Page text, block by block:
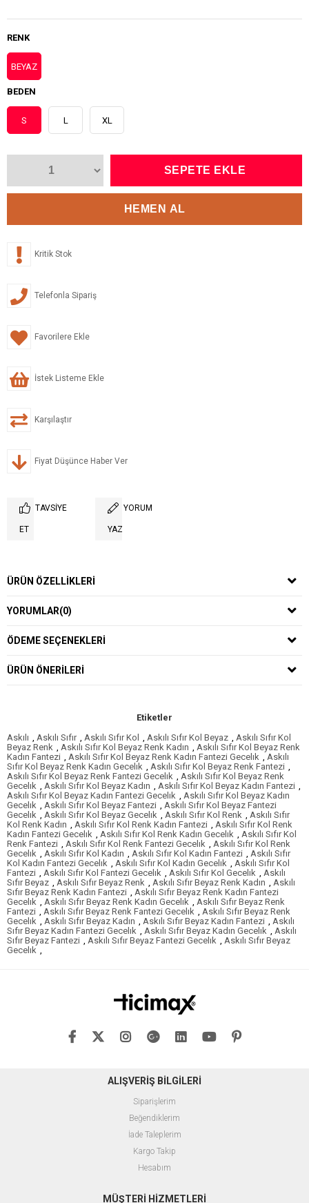
RENK
BEYAZ
BEDEN
S L XL
Kritik Stok
Telefonla Sipariş
Favorilere Ekle
İstek Listeme Ekle
Karşılaştır
Fiyat Düşünce Haber Ver
TAVSIYE
ET
YORUM
YAZ
ÜRÜN ÖZELLIKLERI
YORUMLAR(0)
ÖDEME SEÇENEKLERI
ÜRÜN ÖNERILERI
Etiketler
Askılı , Askılı Sıfır , Askılı Sıfır Kol , Askılı Sıfır Kol Beyaz , Askılı Sıfır Kol
Beyaz Renk , Askılı Sıfır Kol Beyaz Renk Kadın , Askılı Sıfır Kol Beyaz Renk
Kadın Fantezi , Askılı Sıfır Kol Beyaz Renk Kadın Fantezi Gecelık , Askılı
Sıfır Kol Beyaz Renk Kadın Gecelık , Askılı Sıfır Kol Beyaz Renk Fantezi ,
Askılı Sıfır Kol Beyaz Renk Fantezi Gecelık , Askılı Sıfır Kol Beyaz Renk
Gecelık , Askılı Sıfır Kol Beyaz Kadın , Askılı Sıfır Kol Beyaz Kadın Fantezi ,
Askılı Sıfır Kol Beyaz Kadın Fantezi Gecelık , Askılı Sıfır Kol Beyaz Kadın
Gecelık , Askılı Sıfır Kol Beyaz Fantezi , Askılı Sıfır Kol Beyaz Fantezi
Gecelık , Askılı Sıfır Kol Beyaz Gecelık , Askılı Sıfır Kol Renk , Askılı Sıfır
Kol Renk Kadın , Askılı Sıfır Kol Renk Kadın Fantezi , Askılı Sıfır Kol Renk
Kadın Fantezi Gecelık , Askılı Sıfır Kol Renk Kadın Gecelık , Askılı Sıfır Kol
Renk Fantezi , Askılı Sıfır Kol Renk Fantezi Gecelık , Askılı Sıfır Kol Renk
Gecelık , Askılı Sıfır Kol Kadın , Askılı Sıfır Kol Kadın Fantezi , Askılı Sıfır
Kol Kadın Fantezi Gecelık , Askılı Sıfır Kol Kadın Gecelık , Askılı Sıfır Kol
Fantezi , Askılı Sıfır Kol Fantezi Gecelık , Askılı Sıfır Kol Gecelık , Askılı
Sıfır Beyaz , Askılı Sıfır Beyaz Renk , Askılı Sıfır Beyaz Renk Kadın , Askılı
Sıfır Beyaz Renk Kadın Fantezi , Askılı Sıfır Beyaz Renk Kadın Fantezi
Gecelık , Askılı Sıfır Beyaz Renk Kadın Gecelık , Askılı Sıfır Beyaz Renk
Fantezi , Askılı Sıfır Beyaz Renk Fantezi Gecelık , Askılı Sıfır Beyaz Renk
Gecelık , Askılı Sıfır Beyaz Kadın , Askılı Sıfır Beyaz Kadın Fantezi , Askılı
Sıfır Beyaz Kadın Fantezi Gecelık , Askılı Sıfır Beyaz Kadın Gecelık , Askılı
Sıfır Beyaz Fantezi , Askılı Sıfır Beyaz Fantezi Gecelık , Askılı Sıfır Beyaz
Gecelık ,
ALIŞVERİŞ BİLGİLERİ
Siparişlerim
Beğendiklerim
İade Taleplerim
Kargo Takip
Hesabım
MÜŞTERİ HİZMETLERİ